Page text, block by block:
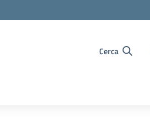
Cerca